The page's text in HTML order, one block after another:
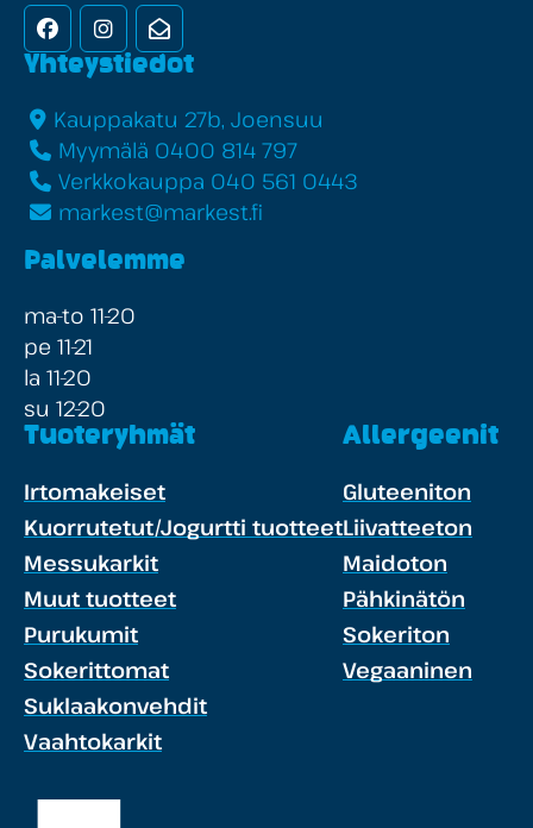
FacebookInstagramUutiskirje
Yhteystiedot
Kauppakatu 27b, Joensuu
Myymälä 0400 814 797
Verkkokauppa 040 561 0443
markest@markest.fi
Palvelemme
ma-to 11-20
pe 11-21
la 11-20
su 12-20
Tuoteryhmät
Irtomakeiset
Kuorrutetut/Jogurtti tuotteet
Messukarkit
Muut tuotteet
Purukumit
Sokerittomat
Suklaakonvehdit
Vaahtokarkit
Allergeenit
Gluteeniton
Liivatteeton
Maidoton
Pähkinätön
Sokeriton
Vegaaninen